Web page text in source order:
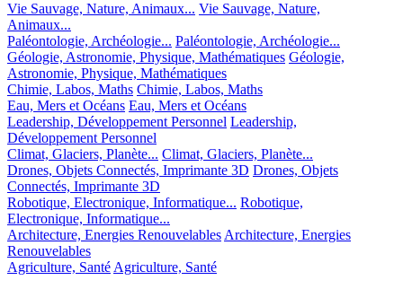
Vie Sauvage, Nature, Animaux... Vie Sauvage, Nature,
Animaux...
Paléontologie, Archéologie... Paléontologie, Archéologie...
Géologie, Astronomie, Physique, Mathématiques Géologie,
Astronomie, Physique, Mathématiques
Chimie, Labos, Maths Chimie, Labos, Maths
Eau, Mers et Océans Eau, Mers et Océans
Leadership, Développement Personnel Leadership,
Développement Personnel
Climat, Glaciers, Planète... Climat, Glaciers, Planète...
Drones, Objets Connectés, Imprimante 3D Drones, Objets
Connectés, Imprimante 3D
Robotique, Electronique, Informatique... Robotique,
Electronique, Informatique...
Architecture, Energies RenouvelablesArchitecture, Energies
Renouvelables
Agriculture, SantéAgriculture, Santé